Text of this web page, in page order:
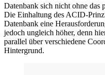
Datenbank sich nicht ohne das
Die Einhaltung des ACID-
Datenbank eine
jedoch ungleich höher, denn
parallel über verschiedene
Hintergrund.